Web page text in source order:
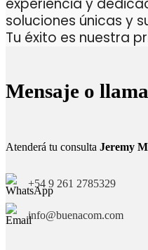
soluciones únicas y
Tu éxito es nuestra
Mensaje o
Atenderá tu consulta Jeremy
+54 9 261 2785329
info@buenacom.com